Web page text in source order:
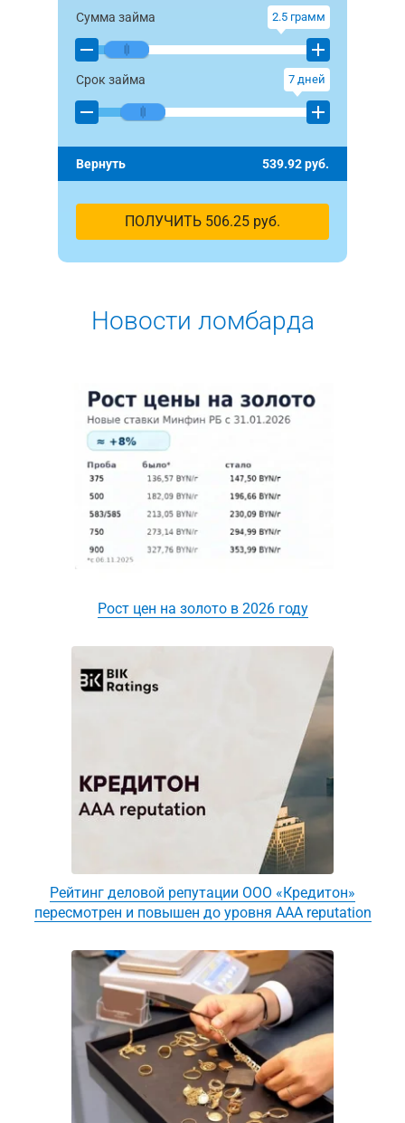
Сумма займа 2.5 грамм
Срок займа 7 дней
Вернуть 539.92руб.
ПОЛУЧИТЬ 506.25 руб.
Новости ломбарда
Рост цен на золото в 2026 году
Рейтинг деловой репутации ООО «Кредитон»
пересмотрен и повышен до уровня AAA reputation